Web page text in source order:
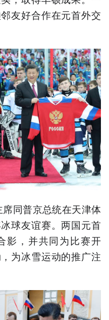
友好合作在元首外交
同普京总统在天津体
球友谊赛。两国元首
影，并共同为比赛开
为冰雪运动的推广注